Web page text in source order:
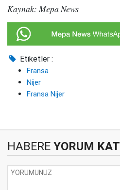
Kaynak: Mepa News
Etiketler :
Fransa
Nijer
Fransa Nijer
HABERE YORUM KAT